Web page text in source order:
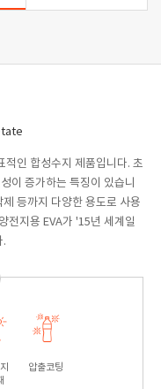
적인 합성수지 제품입니다. 초
이 증가하는 특징이 있습니
등까지 다양한 용도로 사용
전지용 EVA가 '15년 세계일
.
압출코팅